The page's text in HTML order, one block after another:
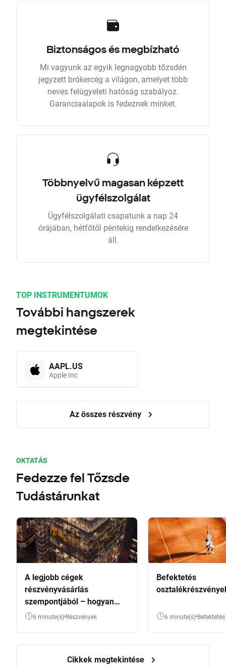
Biztonságos és megbízható
Mi vagyunk az egyik legnagyobb tőzsdén
jegyzett brókercég a világon, amelyet több
neves felügyeleti hatóság szabályoz.
Garanciaalapok is fedeznek minket.
Többnyelvű magasan képzett
ügyfélszolgálat
Ügyfélszolgálati csapatunk a nap 24
órájában, hétfőtől péntekig rendelkezésére
áll.
TOP INSTRUMENTUMOK
További hangszerek
megtekintése
AAPL.US
Apple Inc
Az összes részvény
OKTATÁS
Fedezze fel Tőzsde
Tudástárunkat
A legjobb cégek
részvényvásárlás
szempontjából – hogyan
válasszunk?
6 minute(s) Részvények
Befektetés
6 minute(s) Befektetés
Cikkek megtekintése